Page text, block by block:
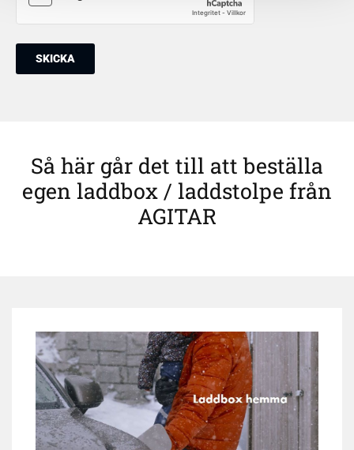
Så här går det till att beställa
egen laddbox / laddstolpe från
AGITAR